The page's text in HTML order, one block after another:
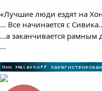
«Лучшие люди ездят на
... Все начинается с
...а заканчивается
...